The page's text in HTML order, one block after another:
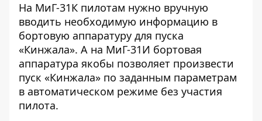
На МиГ-31К пилотам нужно вручную
вводить необходимую информацию в
бортовую аппаратуру для пуска
«Кинжала». А на МиГ-31И бортовая
аппаратура якобы позволяет произвести
пуск «Кинжала» по заданным параметрам
в автоматическом режиме без участия
пилота.